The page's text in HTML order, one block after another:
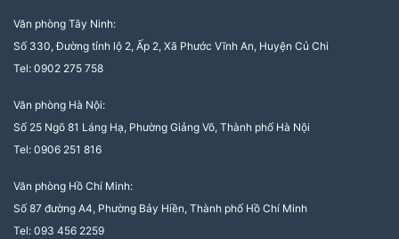
Văn phòng Tây Ninh:
Số 330, Đường tỉnh lộ 2, Ấp 2, Xã Phước Vĩnh An, Huyện Củ Chi
Tel: 0902 275 758
Văn phòng Hà Nội:
Số 25 Ngõ 81 Láng Hạ, Phường Giảng Võ, Thành phố Hà Nội
Tel: 0906 251 816
Văn phòng Hồ Chí Minh:
Số 87 đường A4, Phường Bảy Hiền, Thành phố Hồ Chí Minh
Tel: 093 456 2259